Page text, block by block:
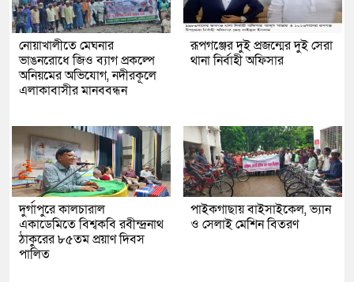
নোয়াখালীতে মেঘনার
ভাঙনরোধে জিও ব্যাগ প্রকল্পে
অনিয়মের অভিযোগ, নদীরকূলে
এলাকাবাসীর মানববন্ধন
রূপগঞ্জের দুই প্রজন্মের দুই সেরা
থানা নির্বাহী অফিসার
দুর্গাপুরে কালচারাল
একাডেমিতে বিশ্বকবি রবীন্দ্রনাথ
ঠাকুরের ৮৫তম প্রয়াণ দিবস
পালিত
পাইকগাছায় বাইসাইকেল, ভ্যান
ও সেলাই মেশিন বিতরণ